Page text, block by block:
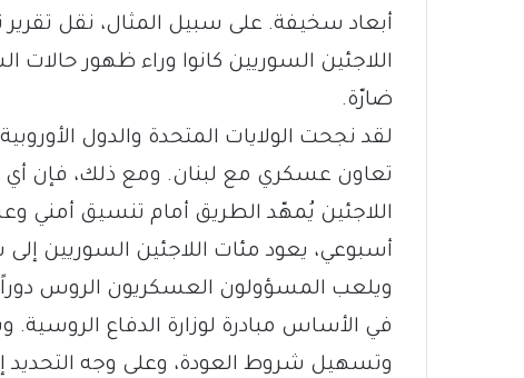
أبعاد سخيفة. على سبيل المثال، نقل
اللاجئين السوريين كانوا وراء ظهور حالات
ضارّة.
لقد نجحت الولايات المتحدة والدول
تعاون عسكري مع لبنان. ومع ذلك، فإن
اللاجئين يُمهّد الطريق أمام تنسيق
أسبوعي، يعود مئات اللاجئين السوريين
ويلعب المسؤولون العسكريون الروس
في الأساس مبادرة لوزارة الدفاع
وتسهيل شروط العودة، وعلى وجه التحديد